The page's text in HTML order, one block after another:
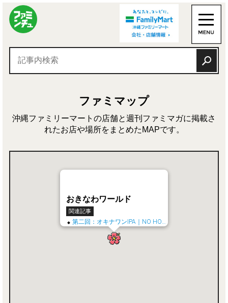
ファミマップ
沖縄ファミリーマートの店舗と週刊ファミマガに掲載さ
れたお店や場所をまとめたMAPです。
おきなわワールド
関連記事